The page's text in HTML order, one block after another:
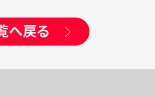
Ceremony」で発表・表彰
へ戻る